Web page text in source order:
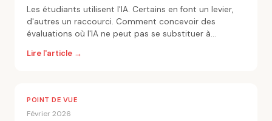
Les étudiants utilisent l'IA. Certains en font un levier,
d'autres un raccourci. Comment concevoir des
évaluations où l'IA ne peut pas se substituer à
Lire l'article →
POINT DE VUE
Février 2026